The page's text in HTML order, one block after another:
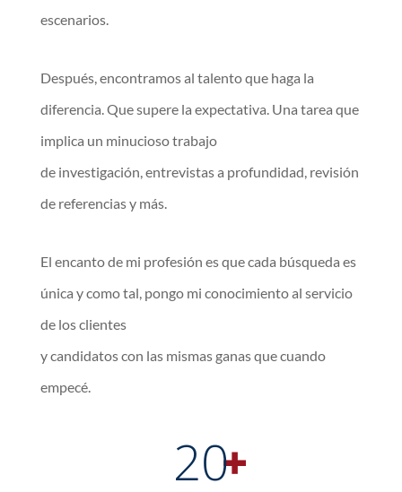
escenarios.
Después, encontramos al talento que haga la
diferencia. Que supere la expectativa. Una tarea que
implica un minucioso trabajo
de investigación, entrevistas a profundidad, revisión
de referencias y más.
El encanto de mi profesión es que cada búsqueda es
única y como tal, pongo mi conocimiento al servicio
de los clientes
y candidatos con las mismas ganas que cuando
empecé.
20+